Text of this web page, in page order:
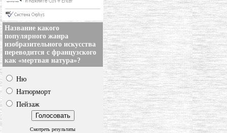
Название какого
популярного жанра
изобразительного искусства
переводится с французского
как «мертвая натура»?
Ню
Натюрморт
Пейзаж
Смотреть результаты